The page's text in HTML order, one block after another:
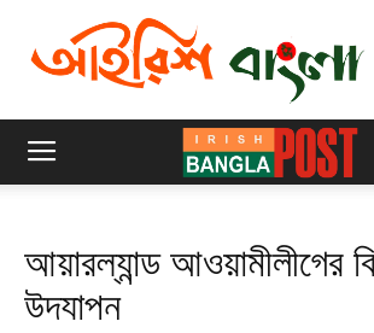
আয়ারল্যান্ড আওয়ামীলীগের
উদযাপন